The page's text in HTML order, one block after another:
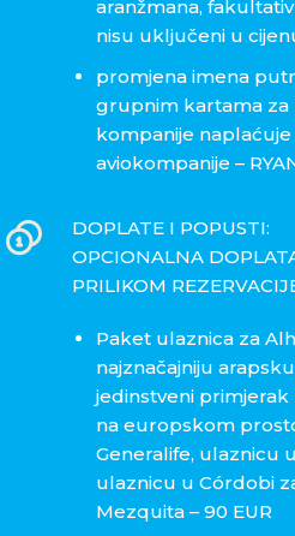
aranžmana,
nisu uključeni u
promjena imena
grupnim kartama
kompanije
aviokompanije –
DOPLATE I POPUSTI:
OPCIONALNA
PRILIKOM
Paket ulaznica za
najznačajniju
jedinstveni
na europskom
Generalife, ulaznicu
ulaznicu u Córdobi
Mezquita – 90 EUR